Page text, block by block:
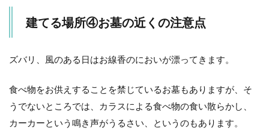
建てる場所④お墓の近くの注意点
ズバリ、風のある日はお線香のにおいが漂ってきます。
食べ物をお供えすることを禁じているお墓もありますが、そ
うでないところでは、カラスによる食べ物の食い散らかし、
カーカーという鳴き声がうるさい、というのもあります。